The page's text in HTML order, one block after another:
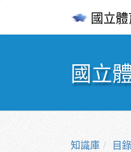
國立
國立
知識庫 目